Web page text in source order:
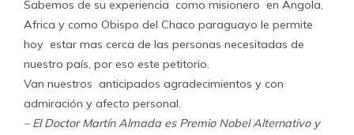
Sabemos de su experiencia como misionero en Angola,
Africa y como Obispo del Chaco paraguayo le permite
hoy estar mas cerca de las personas necesitadas de
nuestro país, por eso este petitorio.
Van nuestros anticipados agradecimientos y con
admiración y afecto personal.
– El Doctor Martín Almada es Premio Nobel Alternativo y